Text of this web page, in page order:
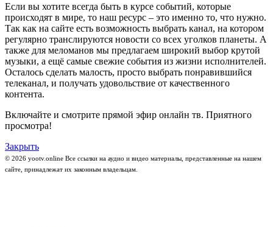
Если вы хотите всегда быть в курсе событий, которые
происходят в мире, то наш ресурс – это именно то, что нужно.
Так как на сайте есть возможность выбрать канал, на котором
регулярно транслируются новости со всех уголков планеты. А
также для меломанов мы предлагаем широкий выбор крутой
музыки, а ещё самые свежие события из жизни исполнителей.
Осталось сделать малость, просто выбрать понравившийся
телеканал, и получать удовольствие от качественного
контента.
Включайте и смотрите прямой эфир онлайн тв. Приятного
просмотра!
Закрыть
© 2026 yootv.online Все ссылки на аудио и видео материалы, представленные на нашем
сайте, принадлежат их законным владельцам.